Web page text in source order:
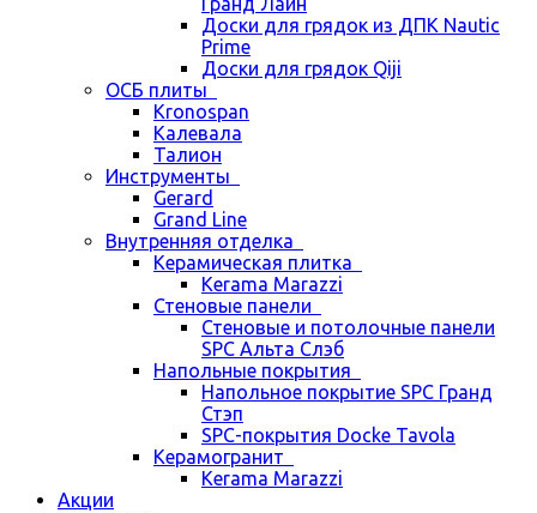
Доски для грядок из ДПК Nautic
Prime
Доски для грядок Qiji
ОСБ плиты
Kronospan
Калевала
Талион
Инструменты
Gerard
Grand Line
Внутренняя отделка
Керамическая плитка
Kerama Marazzi
Стеновые панели
Стеновые и потолочные панели
SPC Альта Слэб
Напольные покрытия
Напольное покрытие SPC Гранд
Стэп
SPC-покрытия Docke Tavola
Керамогранит
Kerama Marazzi
Акции